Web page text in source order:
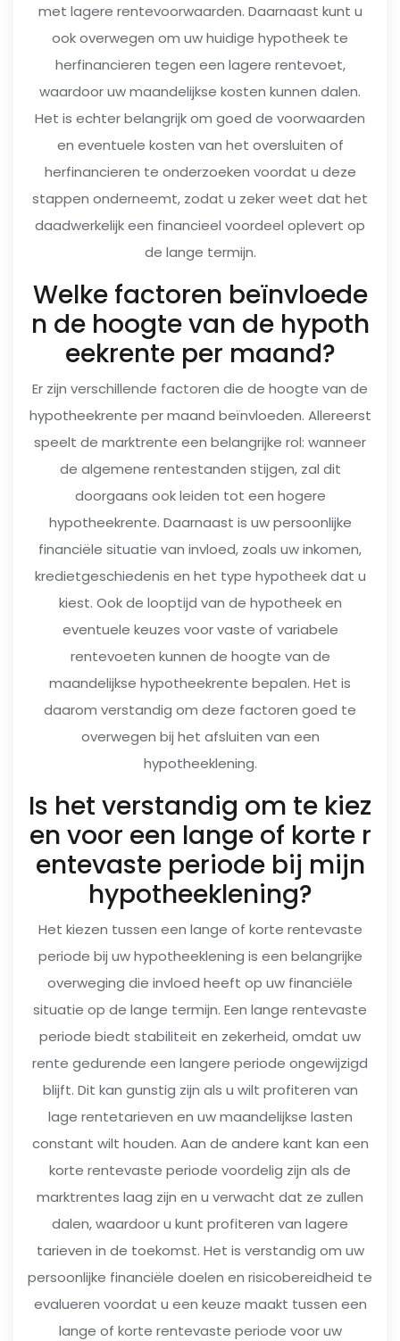
met lagere rentevoorwaarden. Daarnaast kunt u
ook overwegen om uw huidige hypotheek te
herfinancieren tegen een lagere rentevoet,
waardoor uw maandelijkse kosten kunnen dalen.
Het is echter belangrijk om goed de voorwaarden
en eventuele kosten van het oversluiten of
herfinancieren te onderzoeken voordat u deze
stappen onderneemt, zodat u zeker weet dat het
daadwerkelijk een financieel voordeel oplevert op
de lange termijn.
Welke factoren beïnvloede
n de hoogte van de hypoth
eekrente per maand?
Er zijn verschillende factoren die de hoogte van de
hypotheekrente per maand beïnvloeden. Allereerst
speelt de marktrente een belangrijke rol: wanneer
de algemene rentestanden stijgen, zal dit
doorgaans ook leiden tot een hogere
hypotheekrente. Daarnaast is uw persoonlijke
financiële situatie van invloed, zoals uw inkomen,
kredietgeschiedenis en het type hypotheek dat u
kiest. Ook de looptijd van de hypotheek en
eventuele keuzes voor vaste of variabele
rentevoeten kunnen de hoogte van de
maandelijkse hypotheekrente bepalen. Het is
daarom verstandig om deze factoren goed te
overwegen bij het afsluiten van een
hypotheeklening.
Is het verstandig om te kiez
en voor een lange of korte r
entevaste periode bij mijn
hypotheeklening?
Het kiezen tussen een lange of korte rentevaste
periode bij uw hypotheeklening is een belangrijke
overweging die invloed heeft op uw financiële
situatie op de lange termijn. Een lange rentevaste
periode biedt stabiliteit en zekerheid, omdat uw
rente gedurende een langere periode ongewijzigd
blijft. Dit kan gunstig zijn als u wilt profiteren van
lage rentetarieven en uw maandelijkse lasten
constant wilt houden. Aan de andere kant kan een
korte rentevaste periode voordelig zijn als de
marktrentes laag zijn en u verwacht dat ze zullen
dalen, waardoor u kunt profiteren van lagere
tarieven in de toekomst. Het is verstandig om uw
persoonlijke financiële doelen en risicobereidheid te
evalueren voordat u een keuze maakt tussen een
lange of korte rentevaste periode voor uw